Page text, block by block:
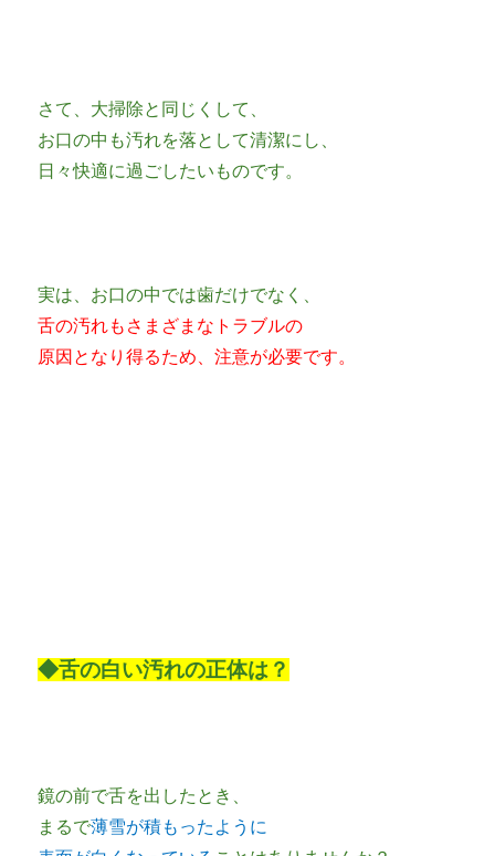
さて、大掃除と同じくして、
お口の中も汚れを落として清潔にし、
日々快適に過ごしたいものです。
実は、お口の中では歯だけでなく、
舌の汚れもさまざまなトラブルの
原因となり得るため、注意が必要です。
◆舌の白い汚れの正体は？
鏡の前で舌を出したとき、
まるで薄雪が積もったように